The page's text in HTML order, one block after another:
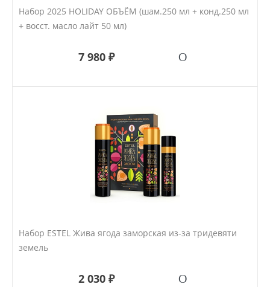
Набор 2025 HOLIDAY ОБЪЁМ (шам.250 мл + конд.250 мл
+ восст. масло лайт 50 мл)
7 980 ₽
Набор ESTEL Жива ягода заморская из-за тридевяти
земель
2 030 ₽